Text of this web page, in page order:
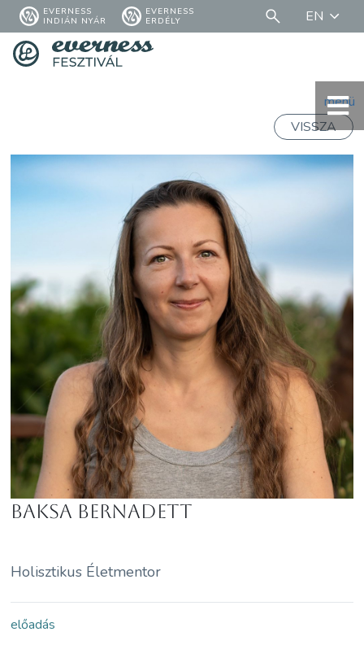
EVERNESS
INDIÁN NYÁR
EVERNESS
ERDÉLY
EN
menü
VISSZA
Baksa Bernadett
Holisztikus Életmentor
előadás